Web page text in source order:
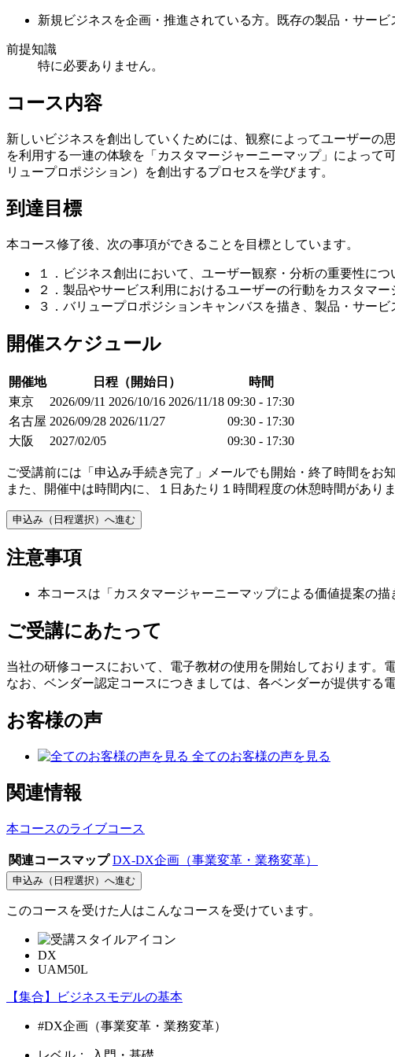
新規ビジネスを企画・推進されている方。既存の製品・サービ
前提知識
特に必要ありません。
コース内容
新しいビジネスを創出していくためには、観察によってユーザー
を利用する一連の体験を「カスタマージャーニーマップ」によっ
リュープロポジション）を創出するプロセスを学びます。
到達目標
本コース修了後、次の事項ができることを目標としています。
１．ビジネス創出において、ユーザー観察・分析の重要性につ
２．製品やサービス利用におけるユーザーの行動をカスタマ
３．バリュープロポジションキャンバスを描き、製品・サービ
開催スケジュール
開催地 日程（開始日）
時間
東京
2026/09/11 2026/10/16 2026/11/18 09:30 - 17:30
名古屋 2026/09/28 2026/11/27
09:30 - 17:30
大阪
2027/02/05 09:30 - 17:30
ご受講前には「申込み手続き完了」メールでも開始・終了時間をお
また、開催中は時間内に、１日あたり１時間程度の休憩時間があり
申込み（日程選択）へ進む
注意事項
本コースは「カスタマージャーニーマップによる価値提案の
ご受講にあたって
当社の研修コースにおいて、電子教材の使用を開始しております。
なお、ベンダー認定コースにつきましては、各ベンダーが提供する
お客様の声
全てのお客様の声を見る
関連情報
本コースのライブコース
関連コースマップ DX-DX企画（事業変革・業務変革）
申込み（日程選択）へ進む
このコースを受けた人はこんなコースを受けています。
DX
UAM50L
【集合】ビジネスモデルの基本
#DX企画（事業変革・業務変革）